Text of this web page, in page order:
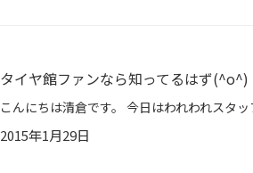
タイヤ館ファンなら知ってるはず(^o^)
2015年1月29日